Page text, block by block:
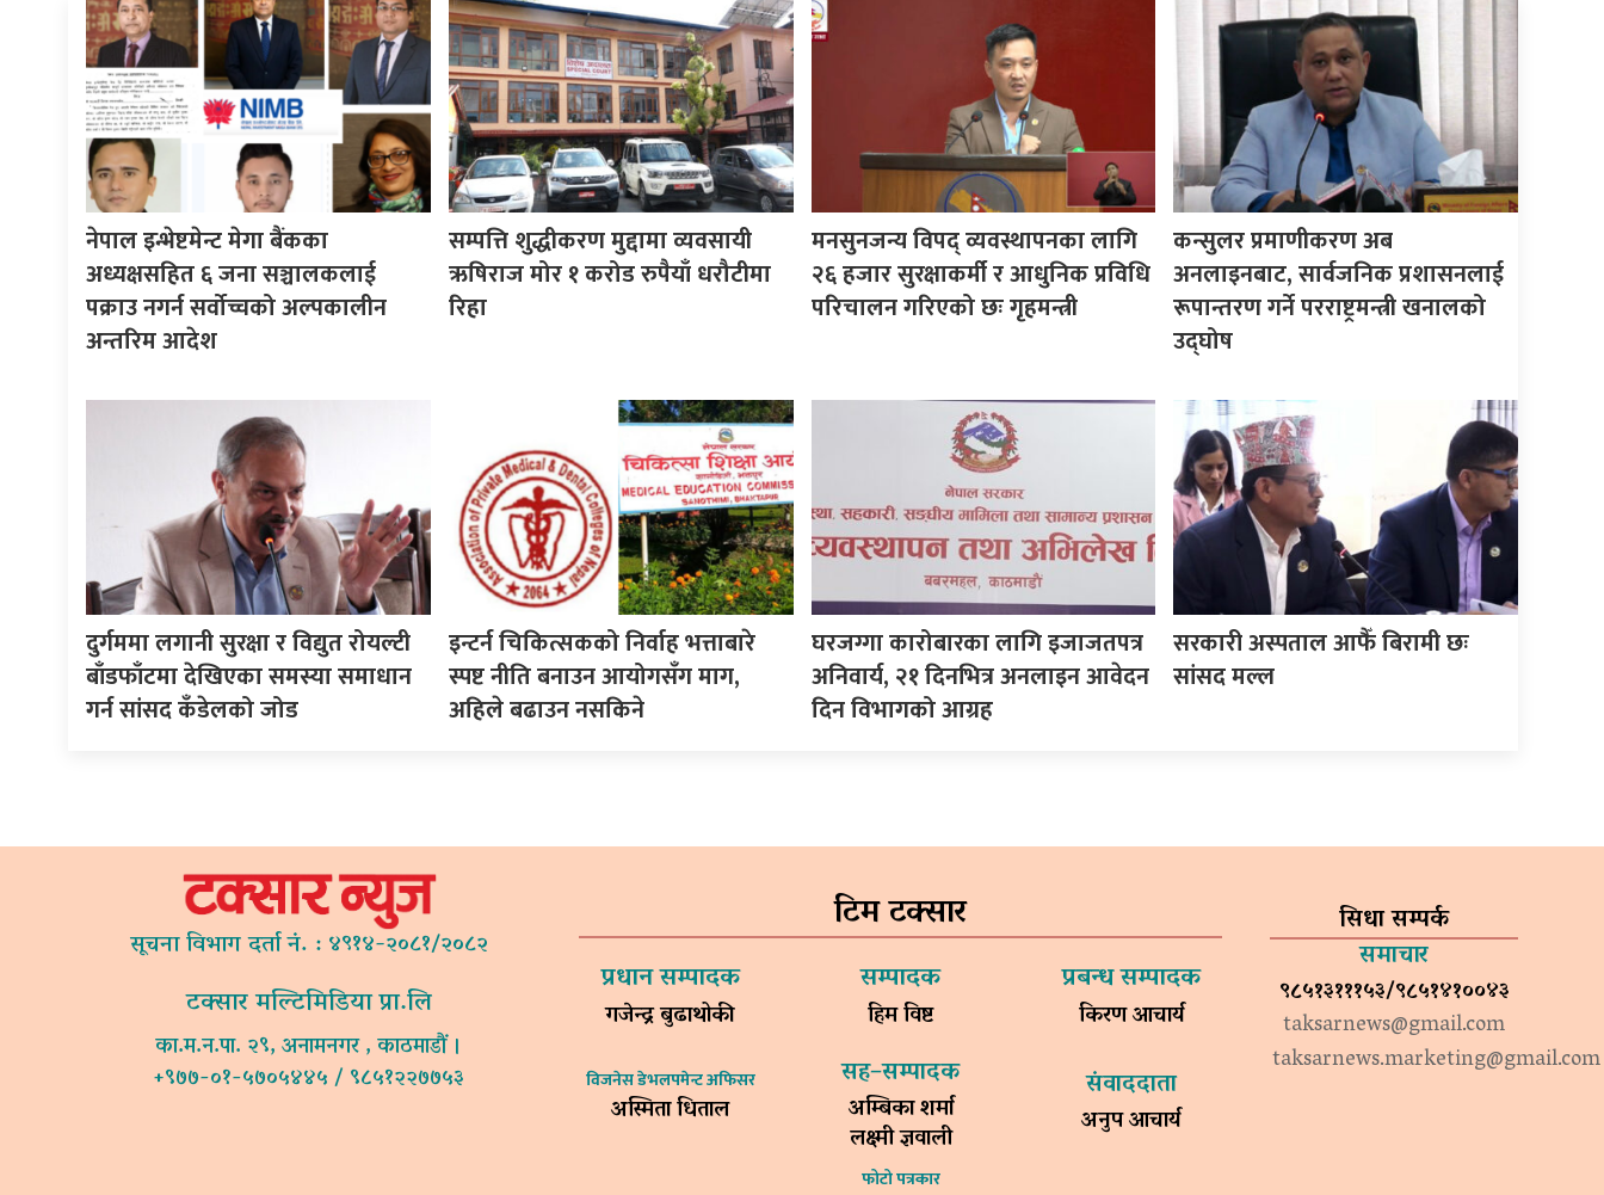
नेपाल इन्भेष्टमेन्ट मेगा बैंकका
अध्यक्षसहित ६ जना सञ्चालकलाई
पक्राउ नगर्न सर्वोच्चको अल्पकालीन
अन्तरिम आदेश
सम्पत्ति शुद्धीकरण मुद्दामा व्यवसायी
ऋषिराज मोर १ करोड रुपैयाँ धरौटीमा
रिहा
मनसुनजन्य विपद् व्यवस्थापनका लागि
२६ हजार सुरक्षाकर्मी र आधुनिक प्रविधि
परिचालन गरिएको छः गृहमन्त्री
कन्सुलर प्रमाणीकरण अब
अनलाइनबाट, सार्वजनिक प्रशासनलाई
रूपान्तरण गर्ने परराष्ट्रमन्त्री खनालको
उद्घोष
दुर्गममा लगानी सुरक्षा र विद्युत रोयल्टी
बाँडफाँटमा देखिएका समस्या समाधान
गर्न सांसद कँडेलको जोड
इन्टर्न चिकित्सकको निर्वाह भत्ताबारे
स्पष्ट नीति बनाउन आयोगसँग माग,
अहिले बढाउन नसकिने
घरजग्गा कारोबारका लागि इजाजतपत्र
अनिवार्य, २१ दिनभित्र अनलाइन आवेदन
दिन विभागको आग्रह
सरकारी अस्पताल आफैँ बिरामी छः
सांसद मल्ल
सूचना विभाग दर्ता नं. : ४९१४-२०८१/२०८२
टक्सार मल्टिमिडिया प्रा.लि
का.म.न.पा. २९, अनामनगर , काठमाडौं ।
+९७७-०१-५७०५४४५ / ९८५१२२७७५३
टिम टक्सार
प्रधान सम्पादक
गजेन्द्र बुढाथोकी
सम्पादक
हिम विष्ट
प्रबन्ध सम्पादक
किरण आचार्य
विजनेस डेभलपमेन्ट अफिसर
अस्मिता धिताल
सह–सम्पादक
अम्बिका शर्मा
लक्ष्मी ज्ञवाली
फोटो पत्रकार
संवाददाता
अनुप आचार्य
सिधा सम्पर्क
समाचार
९८५१३१११५३/९८५१४१००४३
taksarnews@gmail.com
taksarnews.marketing@gmail.com